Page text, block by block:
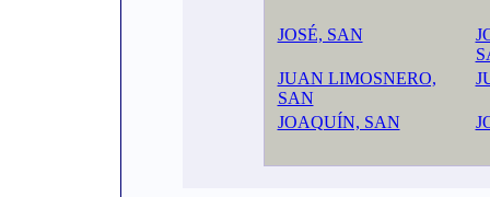
JOSÉ, SAN
JUAN LIMOSNERO,
SAN
JOAQUÍN, SAN